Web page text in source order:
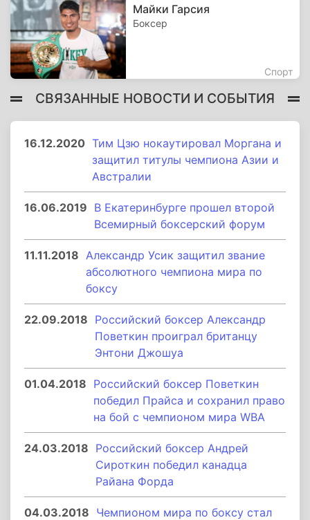
Майки Гарсия
Боксер
Спорт
СВЯЗАННЫЕ НОВОСТИ И СОБЫТИЯ
16.12.2020 Тим Цзю нокаутировал Моргана и
защитил титулы чемпиона Азии и
Австралии
16.06.2019 В Екатеринбурге прошел второй
Всемирный боксерский форум
11.11.2018 Александр Усик защитил звание
абсолютного чемпиона мира по
боксу
22.09.2018 Российский боксер Александр
Поветкин проиграл британцу
Энтони Джошуа
01.04.2018 Российский боксер Поветкин
победил Прайса и сохранил право
на бой с чемпионом мира WBA
24.03.2018 Российский боксер Андрей
Сироткин победил канадца
Райана Форда
04.03.2018 Чемпионом мира по боксу стал